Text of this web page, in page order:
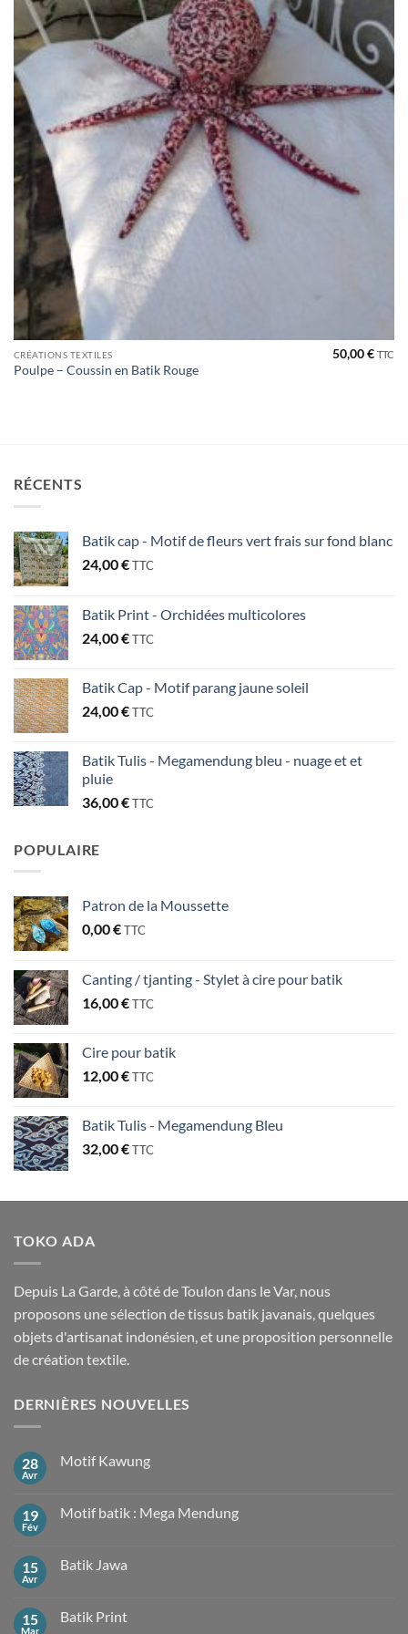
CRÉATIONS TEXTILES
Poulpe – Coussin en Batik Rouge
50,00€ TTC
RÉCENTS
Batik cap - Motif de fleurs vert frais sur fond blanc
24,00€TTC
Batik Print - Orchidées multicolores
24,00€TTC
Batik Cap - Motif parang jaune soleil
24,00€TTC
Batik Tulis - Megamendung bleu - nuage et et
pluie
36,00€TTC
POPULAIRE
Patron de la Moussette
0,00€TTC
Canting / tjanting - Stylet à cire pour batik
16,00€TTC
Cire pour batik
12,00€TTC
Batik Tulis - Megamendung Bleu
32,00€TTC
TOKO ADA
Depuis La Garde, à côté de Toulon dans le Var, nous
proposons une sélection de tissus batik javanais, quelques
objets d'artisanat indonésien, et une proposition personnelle
de création textile.
DERNIÈRES NOUVELLES
28
Avr
Motif Kawung
Motif
19
Fév
Motif batik : Mega Mendung
Motif
Mendung
15
Avr
Batik Jawa
Batik
15
Mar
Batik Print